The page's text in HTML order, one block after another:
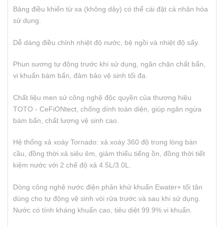
Bảng điều khiển từ xa (không dây) có thể cài đặt cá nhân hóa
sử dụng.
Dễ dàng điều chỉnh nhiệt độ nước, bệ ngồi và nhiệt độ sấy.
Phun sương tự động trước khi sử dụng, ngăn chặn chất bẩn,
vi khuẩn bám bẩn, đảm bảo vệ sinh tối đa.
Chất liệu men sứ công nghệ độc quyền của thương hiệu
TOTO - CeFiONtect, chống dính toàn diện, giúp ngăn ngừa
bám bẩn, chất lượng vệ sinh cao.
Hệ thống xả xoáy Tornado: xả xoáy 360 độ trong lòng bàn
cầu, đồng thời xả siêu êm, giảm thiểu tiếng ồn, đồng thời tiết
kiệm nước với 2 chế độ xả 4.5L/3.0L.
Dòng công nghệ nước điện phân khử khuẩn Ewater+ tối tân
dùng cho tự động vệ sinh vòi rửa trước và sau khi sử dụng.
Nước có tính kháng khuẩn cao, tiêu diệt 99.9% vi khuẩn.